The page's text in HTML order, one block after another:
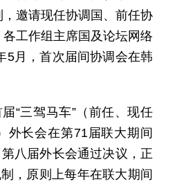
邀请现任协调国、前任协
工作组主席国及论坛网络
5月，首次届间协调会在韩
“三驾马车”（前任、现任
外长会在第71届联大期间
八届外长会通过决议，正
，原则上每年在联大期间